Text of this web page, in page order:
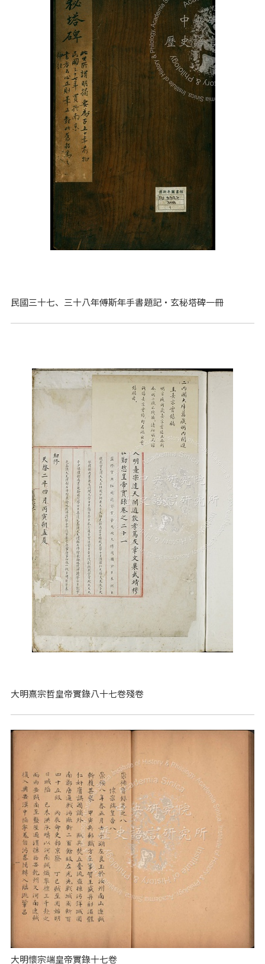
民國三十七、三十八年傅斯年手書題記‧玄秘塔碑一冊
大明熹宗哲皇帝實錄八十七卷殘卷
大明懷宗端皇帝實錄十七卷